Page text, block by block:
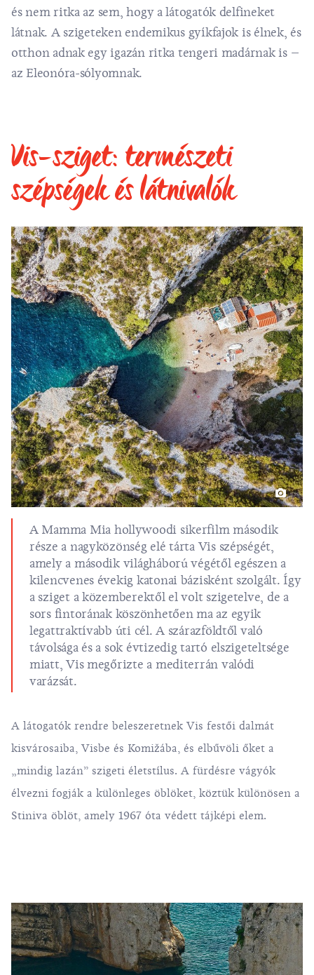
és nem ritka az sem, hogy a látogatók delfineket
látnak. A szigeteken endemikus gyíkfajok is élnek, és
otthon adnak egy igazán ritka tengeri madárnak is –
az Eleonóra-sólyomnak.
Vis-sziget: természeti
szépségek és látnivalók
A Mamma Mia hollywoodi sikerfilm második
része a nagyközönség elé tárta Vis szépségét,
amely a második világháború végétől egészen a
kilencvenes évekig katonai bázisként szolgált. Így
a sziget a közemberektől el volt szigetelve, de a
sors fintorának köszönhetően ma az egyik
legattraktívabb úti cél. A szárazföldtől való
távolsága és a sok évtizedig tartó elszigeteltsége
miatt, Vis megőrizte a mediterrán valódi
varázsát.
A látogatók rendre beleszeretnek Vis festői dalmát
kisvárosaiba, Visbe és Komižába, és elbűvöli őket a
„mindig lazán” szigeti életstílus. A fürdésre vágyók
élvezni fogják a különleges öblöket, köztük különösen a
Stiniva öblöt, amely 1967 óta védett tájképi elem.